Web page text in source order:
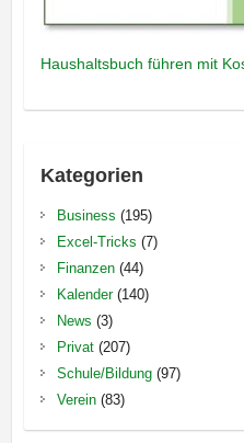
Haushaltsbuch führen mit
Kategorien
Business (195)
Excel-Tricks (7)
Finanzen(44)
Kalender(140)
News (3)
Privat(207)
Schule/Bildung(97)
Verein(83)